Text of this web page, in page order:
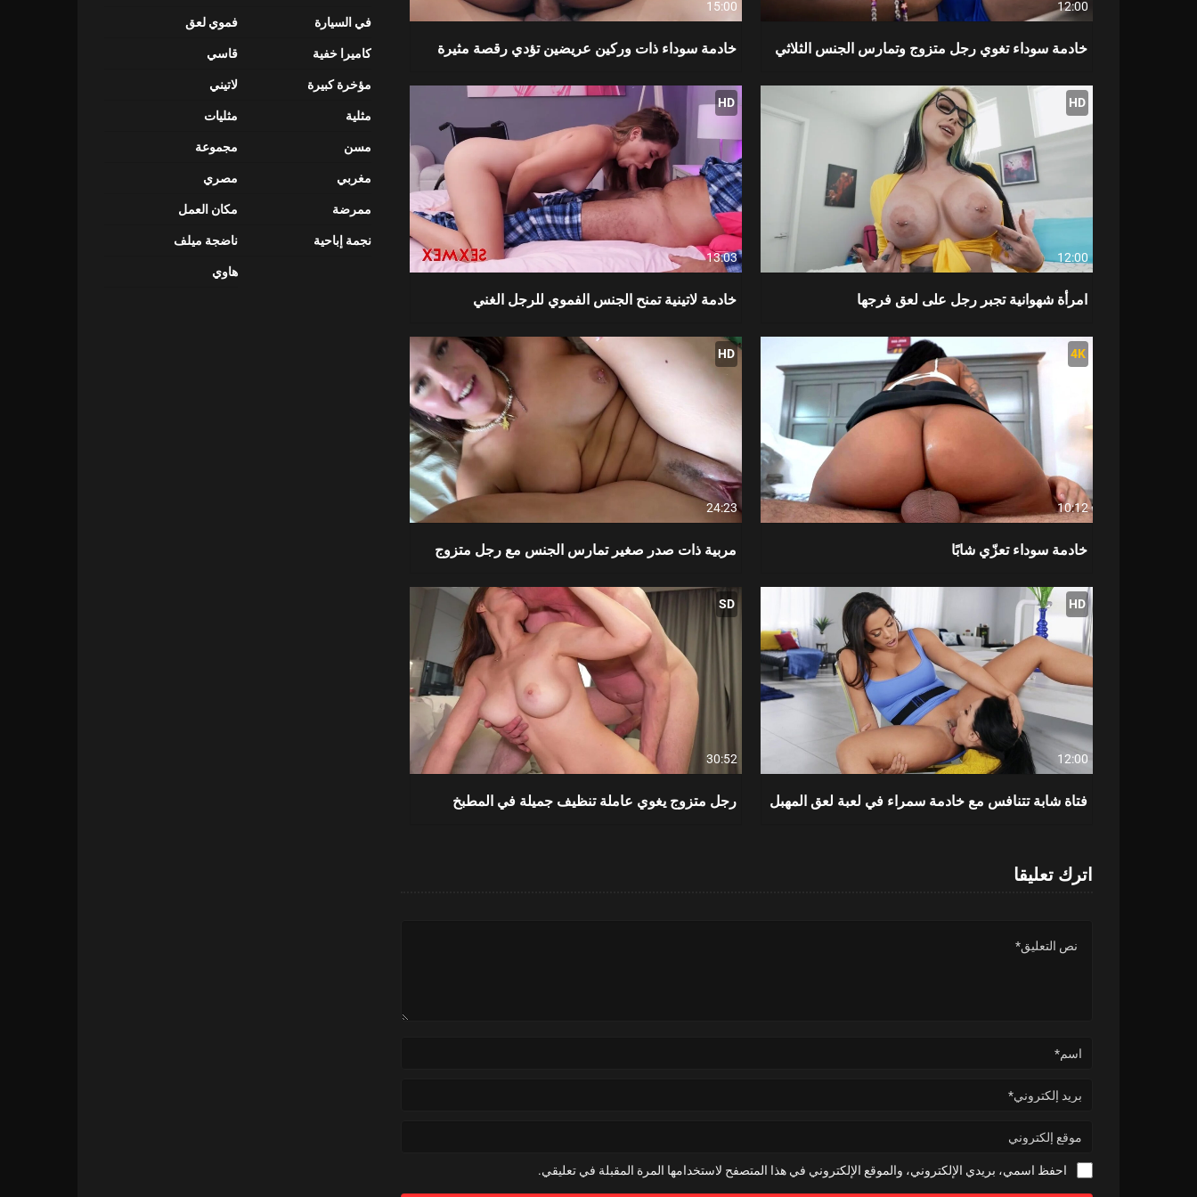
12:00
خادمة سوداء تغوي رجل متزوج وتمارس الجنس الثلاثي
15:00
خادمة سوداء ذات وركين عريضين تؤدي رقصة مثيرة
HD
12:00
امرأة شهوانية تجبر رجل على لعق فرجها
HD
13:03
خادمة لاتينية تمنح الجنس الفموي للرجل الغني
4K
10:12
خادمة سوداء تعزّي شابًا
HD
24:23
مربية ذات صدر صغير تمارس الجنس مع رجل متزوج
HD
12:00
فتاة شابة تتنافس مع خادمة سمراء في لعبة لعق المهبل
SD
30:52
رجل متزوج يغوي عاملة تنظيف جميلة في المطبخ
اترك تعليقا
احفظ اسمي، بريدي الإلكتروني، والموقع الإلكتروني في هذا المتصفح لاستخدامها المرة المقبلة في تعليقي.
فموي لعق في السيارة
قاسي كاميرا خفية
لاتيني مؤخرة كبيرة
مثليات مثلية
مجموعة مسن
مصري مغربي
مكان العمل ممرضة
ناضجة ميلف نجمة إباحية
هاوي